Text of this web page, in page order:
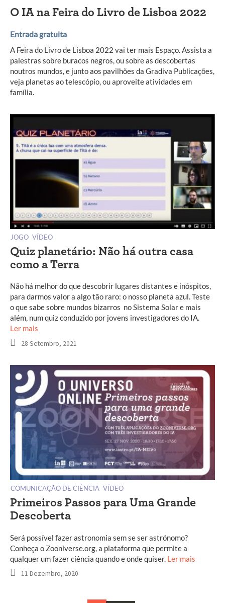
O IA na Feira do Livro de Lisboa 2022
Entrada gratuita
A Feira do Livro de Lisboa 2022 vai ter mais Espaço. Assista a
palestras sobre buracos negros, ou sobre as descobertas
noutros mundos, e junto aos pavilhões da Gradiva Publicações,
veja planetas ao telescópio, ou aproveite atividades em
família.
JOGO VÍDEO
Quiz planetário: Não há outra casa
como a Terra
Não há melhor do que descobrir lugares distantes e inóspitos,
para darmos valor a algo tão raro: o nosso planeta azul. Teste
o que sabe sobre mundos bizarros no Sistema Solar e mais
além, num quiz conduzido por jovens investigadores do IA.
Ler mais
28 Setembro, 2021
COMUNICAÇÃO DE CIÊNCIA VÍDEO
Primeiros Passos para Uma Grande
Descoberta
Será possível fazer astronomia sem se ser astrónomo?
Conheça o Zooniverse.org, a plataforma que permite a
qualquer um fazer ciência quando e onde quiser. Ler mais
11 Dezembro, 2020